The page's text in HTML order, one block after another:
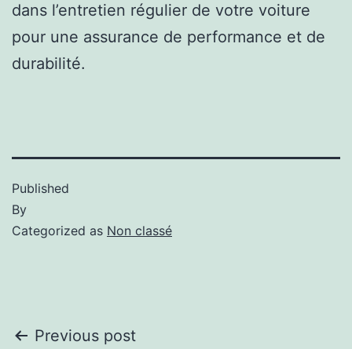
dans l’entretien régulier de votre voiture
pour une assurance de performance et de
durabilité.
Published
By
Categorized as Non classé
Previous post